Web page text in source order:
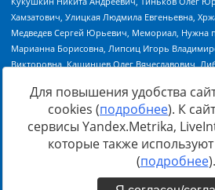
Источник:https://minjust.gov.ru/
inostrannyih-agentov-22-03-2024.pdf
Для повышения удобства
cookies (подробнее). К
сервисы Yandex.Metrika,
которые также
(подробнее).